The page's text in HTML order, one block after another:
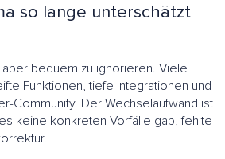
so lange unterschätzt
bequem zu ignorieren. Viele
Funktionen, tiefe Integrationen und
Community. Der Wechselaufwand ist
keine konkreten Vorfälle gab, fehlte